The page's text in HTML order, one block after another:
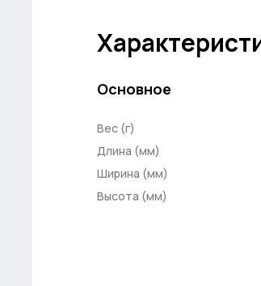
Основное
Вес (г)
Длина (мм)
Ширина (мм)
Высота (мм)